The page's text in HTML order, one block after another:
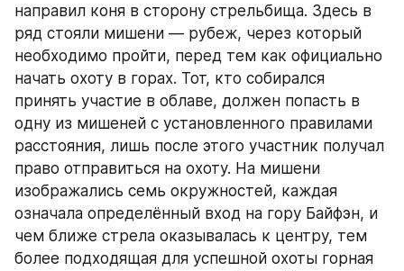
направил коня в сторону стрельбища. Здесь в
ряд стояли мишени — рубеж, через который
необходимо пройти, перед тем как официально
начать охоту в горах. Тот, кто собирался
принять участие в облаве, должен попасть в
одну из мишеней с установленного правилами
расстояния, лишь после этого участник получал
право отправиться на охоту. На мишени
изображались семь окружностей, каждая
означала определённый вход на гору Байфэн, и
чем ближе стрела оказывалась к центру, тем
более подходящая для успешной охоты горная